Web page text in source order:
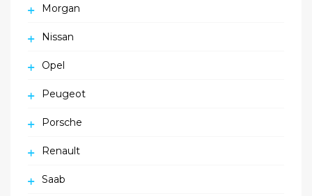
Morgan
Nissan
Opel
Peugeot
Porsche
Renault
Saab